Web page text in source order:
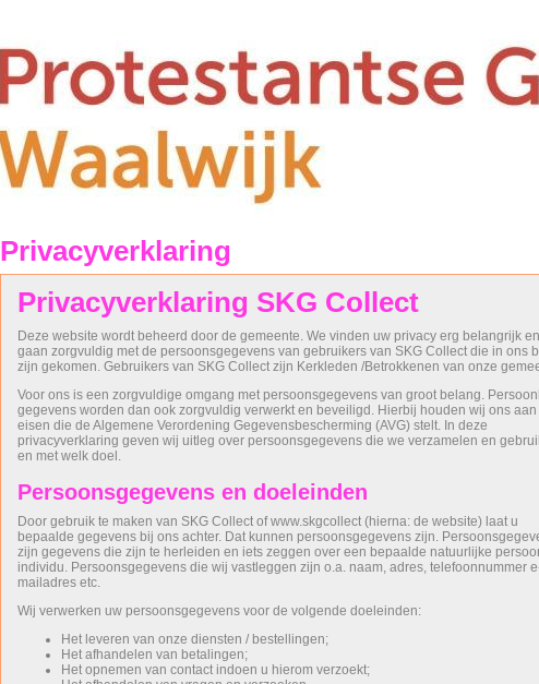
Privacyverklaring
Privacyverklaring SKG Collect
Deze website wordt beheerd door de gemeente. We vinden uw privacy erg belangrijk en
gaan zorgvuldig met de persoonsgegevens van gebruikers van SKG Collect die in ons
zijn gekomen. Gebruikers van SKG Collect zijn Kerkleden /Betrokkenen van onze
Voor ons is een zorgvuldige omgang met persoonsgegevens van groot belang.
gegevens worden dan ook zorgvuldig verwerkt en beveiligd. Hierbij houden wij ons aan
eisen die de Algemene Verordening Gegevensbescherming (AVG) stelt. In deze
privacyverklaring geven wij uitleg over persoonsgegevens die we verzamelen en
en met welk doel.
Persoonsgegevens en doeleinden
Door gebruik te maken van SKG Collect of www.skgcollect (hierna: de website) laat u
bepaalde gegevens bij ons achter. Dat kunnen persoonsgegevens zijn.
zijn gegevens die zijn te herleiden en iets zeggen over een bepaalde natuurlijke
individu. Persoonsgegevens die wij vastleggen zijn o.a. naam, adres, telefoonnummer
mailadres etc.
Wij verwerken uw persoonsgegevens voor de volgende doeleinden:
Het leveren van onze diensten / bestellingen;
Het afhandelen van betalingen;
Het opnemen van contact indoen u hierom verzoekt;